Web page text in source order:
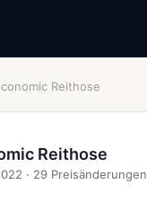
Reithose
Reithose
· 29 Preisänderungen